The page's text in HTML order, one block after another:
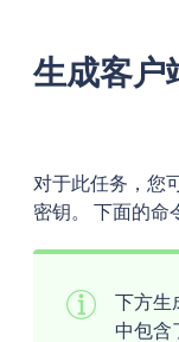
生成客户
对于此任务，您
密钥。 下面的命
下方生
中包含